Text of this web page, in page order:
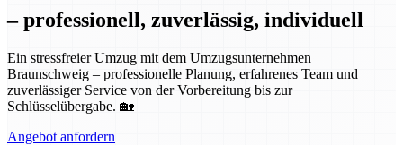
– professionell, zuverlässig, individuell
Ein stressfreier Umzug mit dem Umzugsunternehmen
Braunschweig – professionelle Planung, erfahrenes Team und
zuverlässiger Service von der Vorbereitung bis zur
Schlüsselübergabe. 🏡
Angebot anfordern